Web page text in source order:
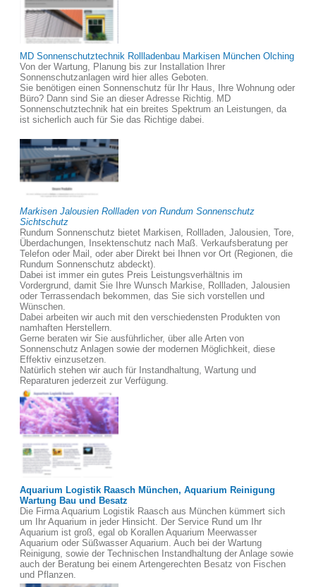
MD Sonnenschutztechnik Rollladenbau Markisen München Olching
Von der Wartung, Planung bis zur Installation Ihrer
Sonnenschutzanlagen wird hier alles Geboten.
Sie benötigen einen Sonnenschutz für Ihr Haus, Ihre Wohnung oder
Büro? Dann sind Sie an dieser Adresse Richtig. MD
Sonnenschutztechnik hat ein breites Spektrum an Leistungen, da
ist sicherlich auch für Sie das Richtige dabei.
Markisen Jalousien Rollladen von Rundum Sonnenschutz
Sichtschutz
Rundum Sonnenschutz bietet Markisen, Rollladen, Jalousien, Tore,
Überdachungen, Insektenschutz nach Maß. Verkaufsberatung per
Telefon oder Mail, oder aber Direkt bei Ihnen vor Ort (Regionen, die
Rundum Sonnenschutz abdeckt).
Dabei ist immer ein gutes Preis Leistungsverhältnis im
Vordergrund, damit Sie Ihre Wunsch Markise, Rollladen, Jalousien
oder Terrassendach bekommen, das Sie sich vorstellen und
Wünschen.
Dabei arbeiten wir auch mit den verschiedensten Produkten von
namhaften Herstellern.
Gerne beraten wir Sie ausführlicher, über alle Arten von
Sonnenschutz Anlagen sowie der modernen Möglichkeit, diese
Effektiv einzusetzen.
Natürlich stehen wir auch für Instandhaltung, Wartung und
Reparaturen jederzeit zur Verfügung.
Aquarium Logistik Raasch München, Aquarium Reinigung
Wartung Bau und Besatz
Die Firma Aquarium Logistik Raasch aus München kümmert sich
um Ihr Aquarium in jeder Hinsicht. Der Service Rund um Ihr
Aquarium ist groß, egal ob Korallen Aquarium Meerwasser
Aquarium oder Süßwasser Aquarium. Auch bei der Wartung
Reinigung, sowie der Technischen Instandhaltung der Anlage sowie
auch der Beratung bei einem Artengerechten Besatz von Fischen
und Pflanzen.